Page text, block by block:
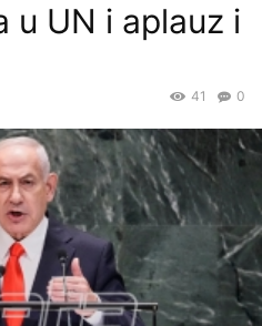
u UN i aplauz i
0
41